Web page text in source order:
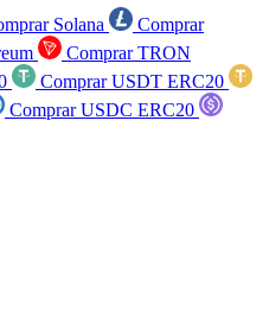
Solana
Comprar
Comprar TRON
Comprar USDT ERC20
Comprar USDC ERC20